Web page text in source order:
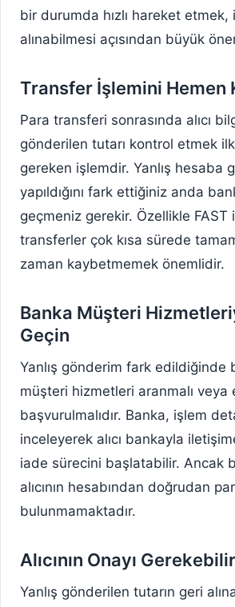
bir durumda hızlı hareket etmek,
alınabilmesi açısından büyük
Transfer İşlemini Hemen
Para transferi sonrasında alıcı
gönderilen tutarı kontrol etmek ilk
gereken işlemdir. Yanlış hesaba
yapıldığını fark ettiğiniz anda
geçmeniz gerekir. Özellikle FAST
transferler çok kısa sürede
zaman kaybetmemek önemlidir.
Banka Müşteri
Geçin
Yanlış gönderim fark edildiğinde
müşteri hizmetleri aranmalı veya
başvurulmalıdır. Banka, işlem
inceleyerek alıcı bankayla
iade sürecini başlatabilir. Ancak
alıcının hesabından doğrudan
bulunmamaktadır.
Alıcının Onayı Gerekebilir
Yanlış gönderilen tutarın geri